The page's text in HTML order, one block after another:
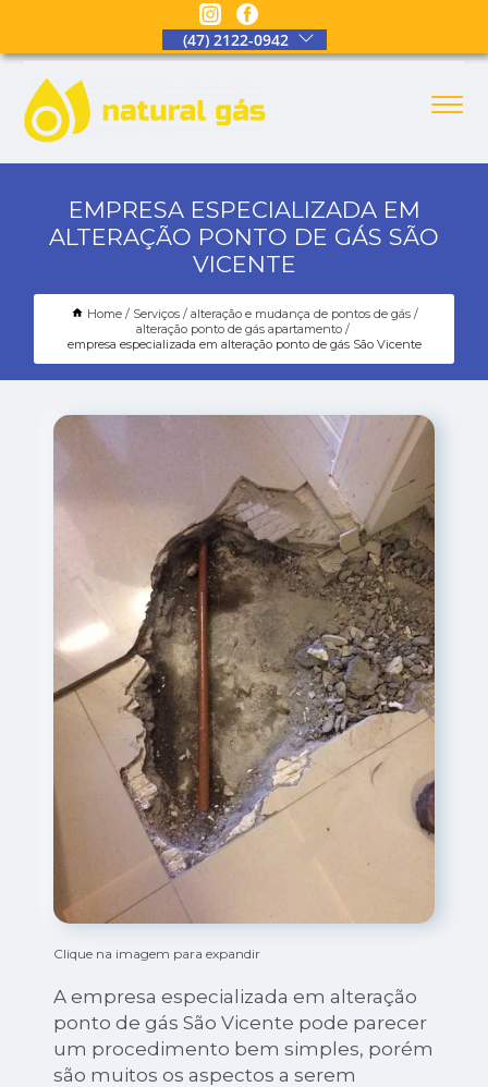
(47) 2122-0942
EMPRESA ESPECIALIZADA EM
ALTERAÇÃO PONTO DE GÁS SÃO
VICENTE
Home Serviços
alteração e mudança de pontos de gás
alteração ponto de gás apartamento
empresa especializada em alteração ponto de gás São Vicente
Clique na imagem para expandir
A empresa especializada em alteração
ponto de gás São Vicente pode parecer
um procedimento bem simples, porém
são muitos os aspectos a serem